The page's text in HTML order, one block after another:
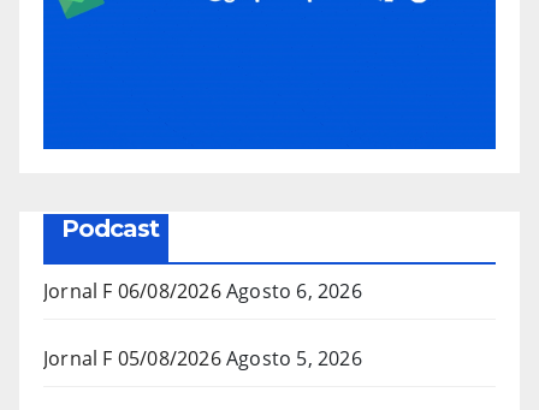
Podcast
Jornal F 06/08/2026Agosto 6, 2026
Jornal F 05/08/2026Agosto 5, 2026